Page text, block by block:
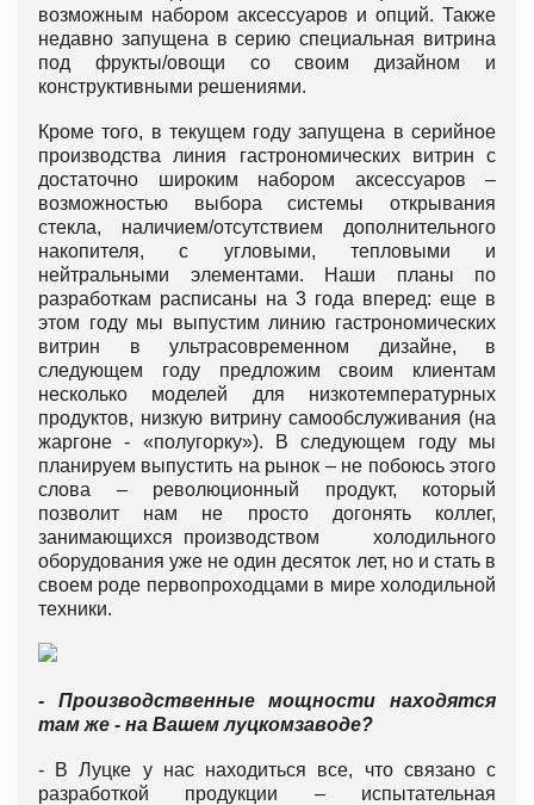
возможным набором аксессуаров и опций. Также
недавно запущена в серию специальная витрина
под фрукты/овощи со своим дизайном и
конструктивными решениями.
Кроме того, в текущем году запущена в серийное
производства линия гастрономических витрин с
достаточно широким набором аксессуаров –
возможностью выбора системы открывания
стекла, наличием/отсутствием дополнительного
накопителя, с угловыми, тепловыми и
нейтральными элементами. Наши планы по
разработкам расписаны на 3 года вперед: еще в
этом году мы выпустим линию гастрономических
витрин в ультрасовременном дизайне, в
следующем году предложим своим клиентам
несколько моделей для низкотемпературных
продуктов, низкую витрину самообслуживания (на
жаргоне - «полугорку»). В следующем году мы
планируем выпустить на рынок – не побоюсь этого
слова – революционный продукт, который
позволит нам не просто догонять коллег,
занимающихся производством холодильного
оборудования уже не один десяток лет, но и стать в
своем роде первопроходцами в мире холодильной
техники.
- Производственные мощности находятся
там же - на Вашем луцкомзаводе?
- В Луцке у нас находиться все, что связано с
разработкой продукции – испытательная